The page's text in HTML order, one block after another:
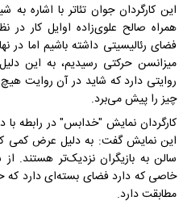
این کارگردان جوان تئاتر با اشاره به
همراه صالح علوی‌زاده اوایل کار
فضای رئالیسیتی داشته باشیم اما در
میزانسن حرکتی رسیدیم، به این
روایتی دارد که شاید در آن روایت
چیز را پیش می‌برد.
کارگردان نمایش "خدابس" در رابطه با
این نمایش گفت: به دلیل عرض کمی
سالن به بازیگران نزدیک‌تر هستند.
خاصی که دارد فضای بسته‌ای دارد که
مطابقت دارد.